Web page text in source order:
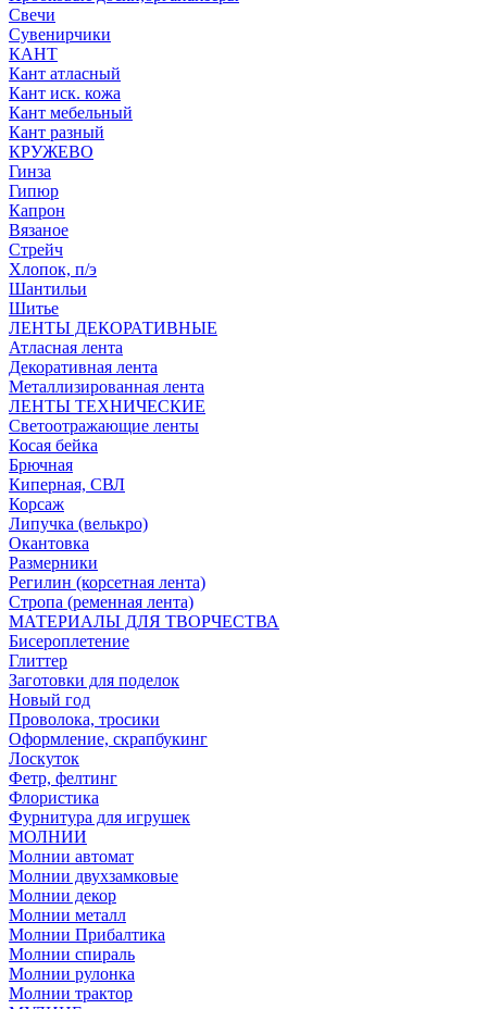
Свечи
Сувенирчики
КАНТ
Кант атласный
Кант иск. кожа
Кант мебельный
Кант разный
КРУЖЕВО
Гинза
Гипюр
Капрон
Вязаное
Стрейч
Хлопок, п/э
Шантильи
Шитье
ЛЕНТЫ ДЕКОРАТИВНЫЕ
Атласная лента
Декоративная лента
Металлизированная лента
ЛЕНТЫ ТЕХНИЧЕСКИЕ
Светоотражающие ленты
Косая бейка
Брючная
Киперная, СВЛ
Корсаж
Липучка (велькро)
Окантовка
Размерники
Регилин (корсетная лента)
Стропа (ременная лента)
МАТЕРИАЛЫ ДЛЯ ТВОРЧЕСТВА
Бисероплетение
Глиттер
Заготовки для поделок
Новый год
Проволока, тросики
Оформление, скрапбукинг
Лоскуток
Фетр, фелтинг
Флористика
Фурнитура для игрушек
МОЛНИИ
Молнии автомат
Молнии двухзамковые
Молнии декор
Молнии металл
Молнии Прибалтика
Молнии спираль
Молнии рулонка
Молнии трактор